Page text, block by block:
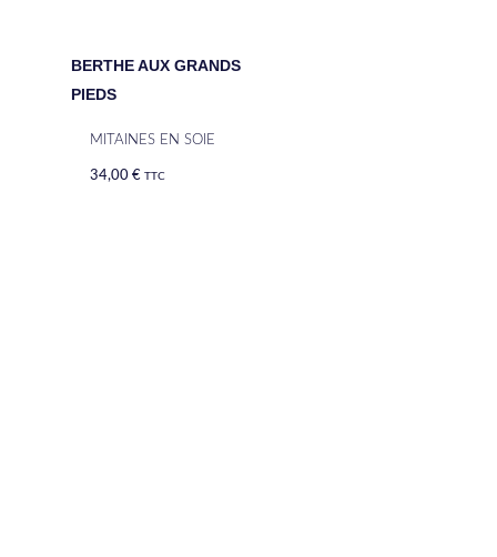
BERTHE AUX GRANDS
PIEDS
MITAINES EN SOIE
34,00€ TTC